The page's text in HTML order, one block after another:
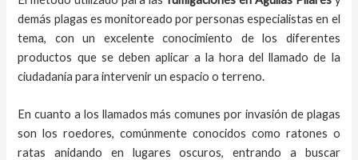
demás plagas es monitoreado por personas especialistas en el
tema, con un excelente conocimiento de los diferentes
productos que se deben aplicar a la hora del llamado de la
ciudadanía para intervenir un espacio o terreno.
En cuanto a los llamados más comunes por invasión de plagas
son los roedores, comúnmente conocidos como ratones o
ratas anidando en lugares oscuros, entrando a buscar